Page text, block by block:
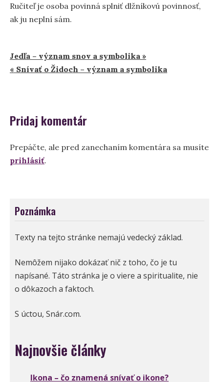
Ručiteľ je osoba povinná splniť dlžníkovú povinnosť,
ak ju neplní sám.
Navigácia
v
Jedľa – význam snov a symbolika »
« Snívať o Židoch – význam a symbolika
Pridaj komentár
Prepáčte, ale pred zanechaním komentára sa musíte
prihlásiť.
Poznámka
Texty na tejto stránke nemajú vedecký základ.
Nemôžem nijako dokázať nič z toho, čo je tu
napísané. Táto stránka je o viere a spiritualite, nie
o dôkazoch a faktoch.
S úctou, Snár.com.
Najnovšie články
Ikona – čo znamená snívať o ikone?